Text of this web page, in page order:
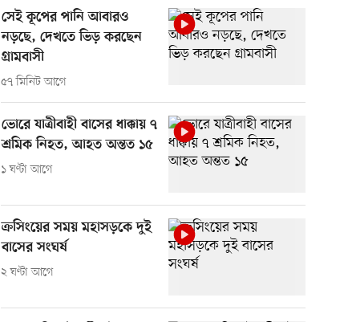
সেই কূপের পানি আবারও
নড়ছে, দেখতে ভিড় করছেন
গ্রামবাসী
৫৭ মিনিট আগে
ভোরে যাত্রীবাহী বাসের ধাক্কায় ৭
শ্রমিক নিহত, আহত অন্তত ১৫
১ ঘণ্টা আগে
ক্রসিংয়ের সময় মহাসড়কে দুই
বাসের সংঘর্ষ
২ ঘণ্টা আগে